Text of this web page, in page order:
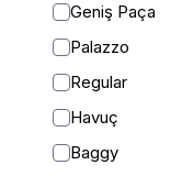
Geniş Paça
Palazzo
Regular
Havuç
Baggy